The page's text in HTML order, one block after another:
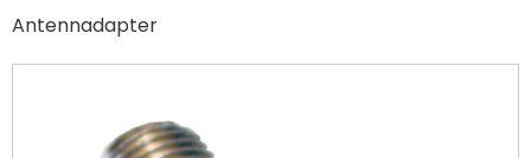
Antennadapter